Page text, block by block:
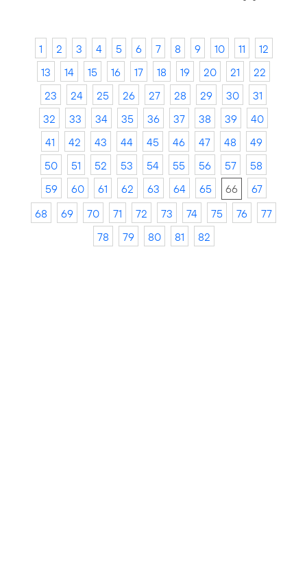
1 2 3 4 5 6 7 8 9 10 11
12
13
14 15 16 17 18 19 20 21
22
23
24 25 26 27 28 29 30
31
32
33 34 35 36 37 38 39
40
41
42 43 44 45 46 47 48
49
50
51 52 53 54 55 56 57
58
59
60 61 62 63 64 65 66
67
68
69 70 71 72 73 74 75 76
77
78
79 80 81 82